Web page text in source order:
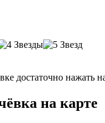
достаточно нажать
на карте